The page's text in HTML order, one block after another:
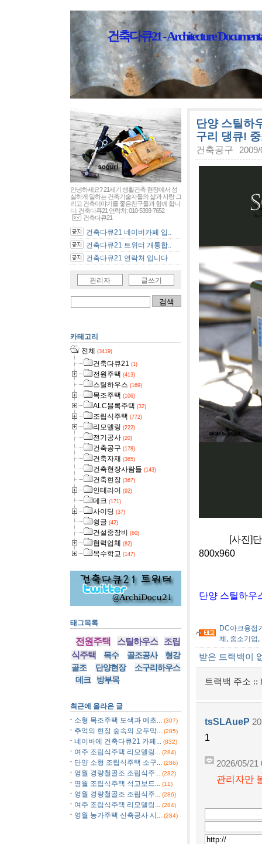
건축다큐21 - Architecture
단양 스틸하
구리 댕큐!
건축공구
[사진]단양
800x960
단양 스틸하우
DC아크용접
체 , 중소기업 ,
받은 트랙백이
트랙백 주소 ::
tsSLAueP
1
2026/05/21
관리자만
안녕하세요? 21세기 생활건축 현장에서 성
실하게 일하는 건축기술자들의 삶과 사랑 그
리고 건축이야기를 좋은친구들과 함께 합니
다. 건축다큐21 연락처: 010-5393-7652
건축다큐21
건축다큐21 네이버카페 입..
건축다큐21 트위터 개통합..
건축다큐21 연락처 입니다
관리자 글쓰기
카테고리
전체 (3419)
건축다큐21 (1)
전원주택 (413)
스틸하우스 (169)
목조주택 (106)
ALC블록주택 (32)
조립식주택 (772)
리모델링 (222)
전기공사 (20)
건축공구 (178)
건축자재 (365)
건축현장사람들 (143)
건축현장 (367)
인테리어 (92)
데크 (171)
사이딩 (37)
슁글 (42)
건설중장비 (60)
협력업체 (82)
목수학교 (147)
태그목록
전원주택 스틸하우스
조립
식주택
목수 골조공사
형강
골조
단양현장
소구리하우스
데크
방부목
최근에 올라온 글
소형 목조주택 도색과 예초...
(307)
추억의 현장 숲속의 오두막... (285)
네이버에 건축다큐21 카페... (832)
여주 조립식주택 리모델링... (284)
단양 소형 조립식주택 소구... (286)
영월 경량철골조 조립식주... (282)
영월 조립식주택 석고보드... (11)
영월 경량철골조 조립식주... (286)
여주 조립식주택 리모델링... (284)
영월 농가주택 신축공사 시... (284)